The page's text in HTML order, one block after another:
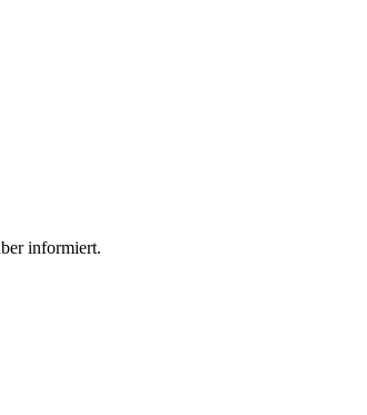
informiert.